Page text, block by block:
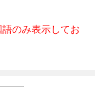
のみ表示してお